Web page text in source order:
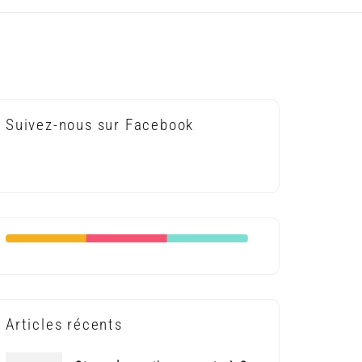
Suivez-nous sur Facebook
Articles récents